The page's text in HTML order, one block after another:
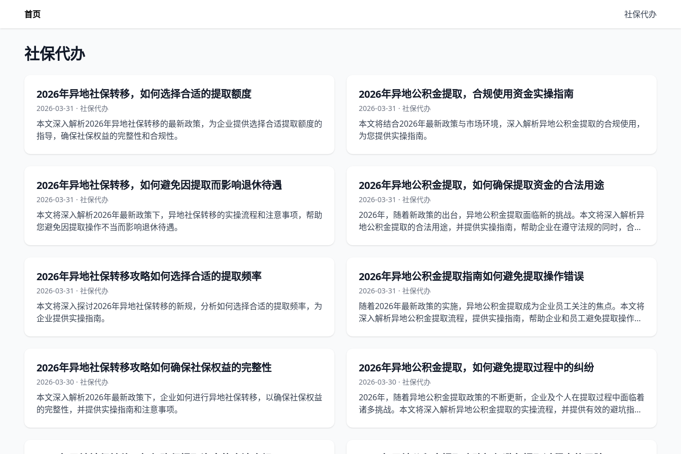
首页 社保代办
社保代办
2026年异地社保转移，如何选择合适的提取额度
2026-03-31 · 社保代办
本文深入解析2026年异地社保转移的最新政策，为企业提供选择合适提取额度的
指导，确保社保权益的完整性和合规性。
2026年异地公积金提取，合规使用资金实操指南
2026-03-31 · 社保代办
本文将结合2026年最新政策与市场环境，深入解析异地公积金提取的合规使用，
为您提供实操指南。
2026年异地社保转移，如何避免因提取而影响退休待遇
2026-03-31 · 社保代办
本文将深入解析2026年最新政策下，异地社保转移的实操流程和注意事项，帮助
您避免因提取操作不当而影响退休待遇。
2026年异地公积金提取，如何确保提取资金的合法用途
2026-03-31 · 社保代办
2026年，随着新政策的出台，异地公积金提取面临新的挑战。本文将深入解析异
地公积金提取的合法用途，并提供实操指南，帮助企业在遵守法规的同时，合理
2026年异地社保转移攻略如何选择合适的提取频率
2026-03-31 · 社保代办
本文将深入探讨2026年异地社保转移的新规，分析如何选择合适的提取频率，为
企业提供实操指南。
2026年异地公积金提取指南如何避免提取操作错误
2026-03-31 · 社保代办
随着2026年最新政策的实施，异地公积金提取成为企业员工关注的焦点。本文将
深入解析异地公积金提取流程，提供实操指南，帮助企业和员工避免提取操作错
2026年异地社保转移攻略如何确保社保权益的完整性
2026-03-30 · 社保代办
本文深入解析2026年最新政策下，企业如何进行异地社保转移，以确保社保权益
的完整性，并提供实操指南和注意事项。
2026年异地公积金提取，如何避免提取过程中的纠纷
2026-03-30 · 社保代办
2026年，随着异地公积金提取政策的不断更新，企业及个人在提取过程中面临着
诸多挑战。本文将深入解析异地公积金提取的实操流程，并提供有效的避坑指